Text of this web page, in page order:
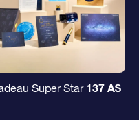
Super Star 137 A$